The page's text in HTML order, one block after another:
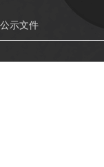
公示文件